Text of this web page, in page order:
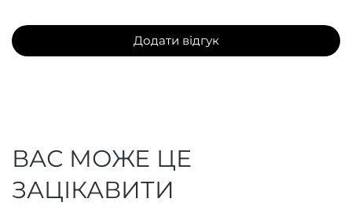
Додати відгук
ВАС МОЖЕ ЦЕ
ЗАЦІКАВИТИ